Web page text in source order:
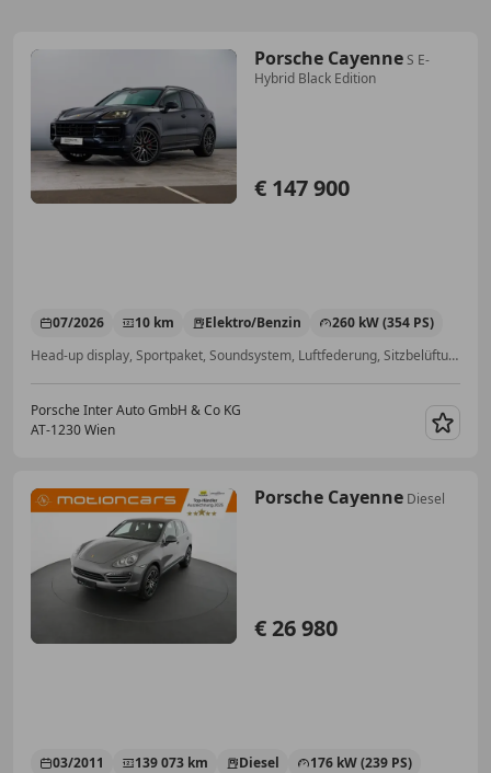
Porsche CayenneS E-
Hybrid Black Edition
€ 147 900
07/2026 10 km Elektro/Benzin
260 kW (354 PS)
Head-up display, Sportpaket, Soundsystem, Luftfederung, Sitzbelüftung, Alarmanlage, Anhängerkupplung, 360° Kamera
Porsche Inter Auto GmbH & Co KG
AT-1230 Wien
Porsche Cayenne Diesel
€ 26 980
03/2011 139 073 km Diesel
176 kW (239 PS)